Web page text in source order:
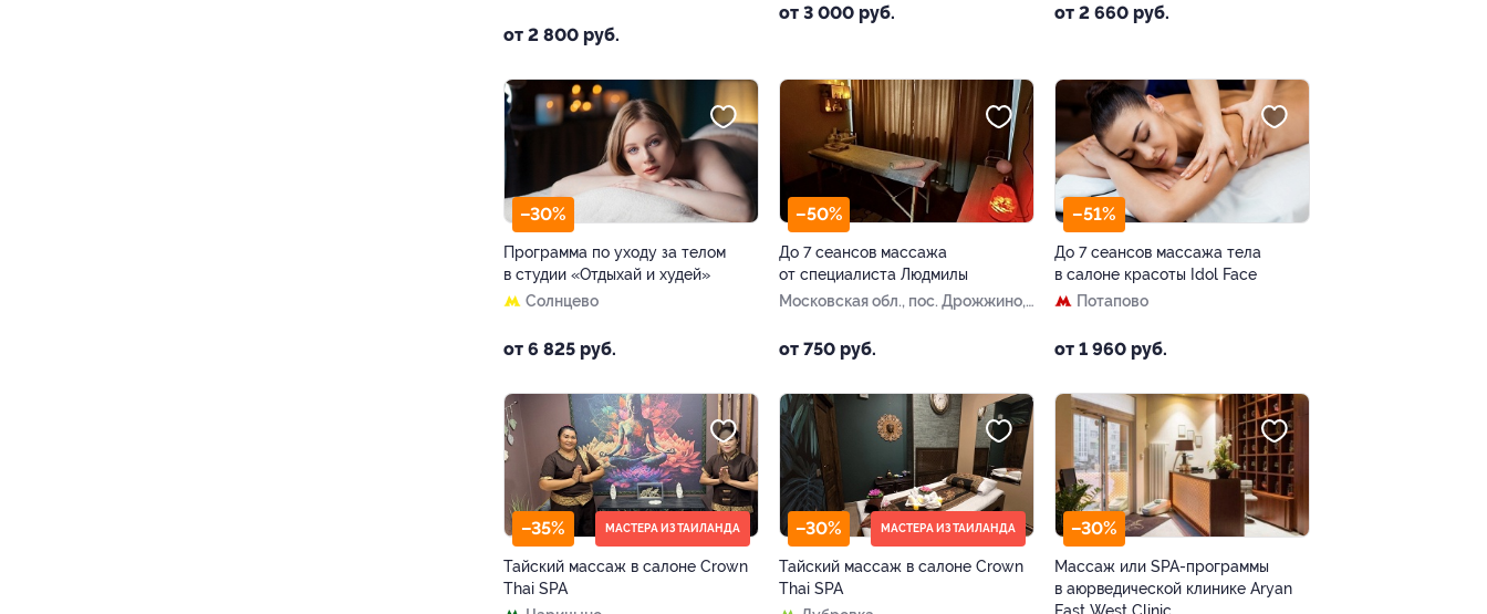
от 2 800 руб.
от 3 000 руб. от 2 660 руб.
–30%
Программа по уходу за телом
в студии «Отдыхай и худей»
Солнцево
от 6 825 руб.
–50%
До 7 сеансов массажа
от специалиста Людмилы
Московская обл., пос. Дрожжино,
от 750 руб.
–51%
До 7 сеансов массажа тела
в салоне красоты Idol Face
Потапово
от 1 960 руб.
–35% МАСТЕРА ИЗ ТАИЛАНДА
Тайский массаж в салоне Crown
Thai SPA
–30% МАСТЕРА ИЗ ТАИЛАНДА
Тайский массаж в салоне Crown
Thai SPA
–30%
Массаж или SPA-программы
в аюрведической клинике Aryan